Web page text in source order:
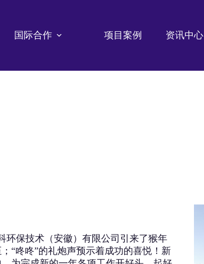
国际合作 项目案例 资讯中心
环保技术（安徽）有限公司引来了猴年
“咚咚”的礼炮声预示着成功的喜悦！新